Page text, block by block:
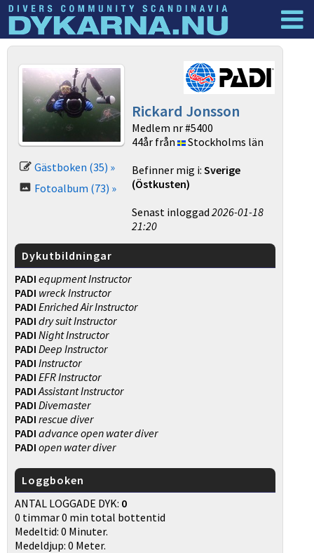
Dyknyheter Logga in
Gästboken (35) »
Fotoalbum (73) »
Rickard Jonsson
Medlem nr #5400
44år från
Stockholms län
Befinner mig i:Sverige
(Östkusten)
Senast inloggad2026-01-18
21:20
Dykutbildningar
PADI equpment Instructor
PADI wreck Instructor
PADI Enriched Air Instructor
PADI dry suit Instructor
PADI Night Instructor
PADI Deep Instructor
PADI Instructor
PADI EFR Instructor
PADI Assistant Instructor
PADI Divemaster
PADI rescue diver
PADI advance open water diver
PADI open water diver
Loggboken
ANTAL LOGGADE DYK: 0
0 timmar 0 min total bottentid
Medeltid: 0 Minuter.
Medeldjup: 0 Meter.